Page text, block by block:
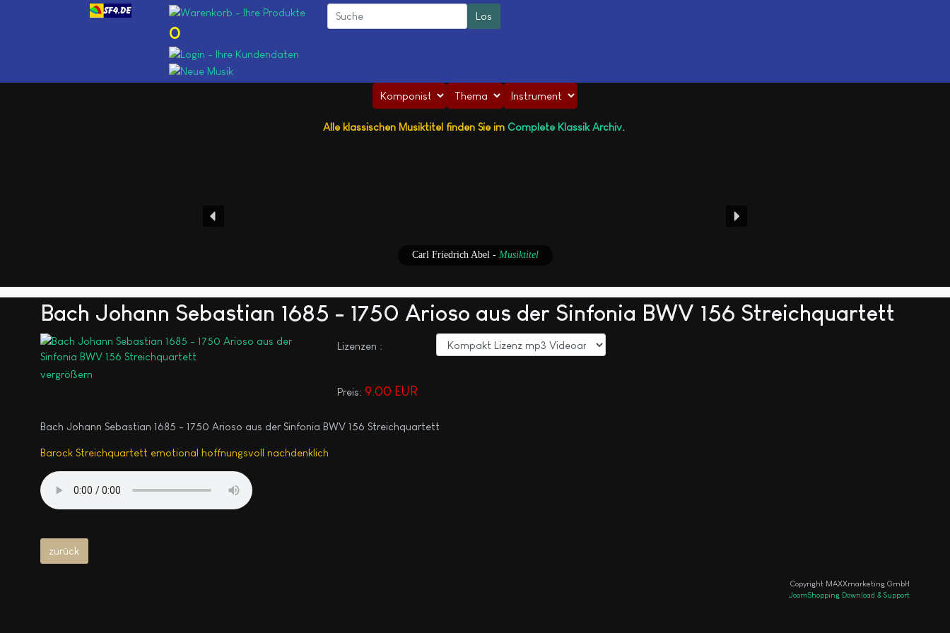
0
Alle klassischen Musiktitel finden Sie im Complete Klassik Archiv.
Carl Friedrich Abel- Musiktitel
Bach Johann Sebastian 1685 - 1750 Arioso aus der Sinfonia BWV 156 Streichquartett
vergrößern
Lizenzen :
Preis: 9.00 EUR
Bach Johann Sebastian 1685 - 1750 Arioso aus der Sinfonia BWV 156 Streichquartett
Barock Streichquartett emotional hoffnungsvoll nachdenklich
Copyright MAXXmarketing GmbH
JoomShopping Download & Support